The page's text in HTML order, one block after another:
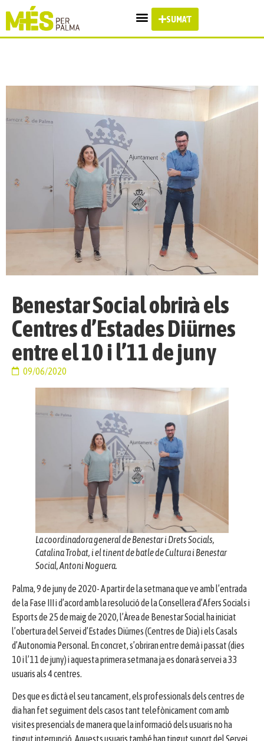
SUMA'T
Benestar Social obrirà els
Centres d’Estades Diürnes
entre el 10 i l’11 de juny
09/06/2020
La coordinadora general de Benestar i Drets Socials,
Catalina Trobat, i el tinent de batle de Cultura i Benestar
Social, Antoni Noguera.
Palma, 9 de juny de 2020- A partir de la setmana que ve amb l’entrada
de la Fase III i d’acord amb la resolució de la Consellera d’Afers Socials i
Esports de 25 de maig de 2020, l’Àrea de Benestar Social ha iniciat
l’obertura del Servei d’Estades Diürnes (Centres de Dia) i els Casals
d’Autonomia Personal. En concret, s’obriran entre demà i passat (dies
10 i l’11 de juny) i aquesta primera setmana ja es donarà servei a 33
usuaris als 4 centres.
Des que es dictà el seu tancament, els professionals dels centres de
dia han fet seguiment dels casos tant telefònicament com amb
visites presencials de manera que la informació dels usuaris no ha
tingut interrupció. Aquests usuaris també han tingut suport del Servei